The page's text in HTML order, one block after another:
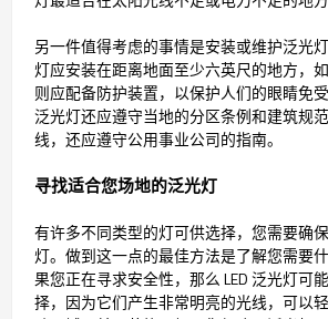
另一件值得考虑的事情是安装或维护泛光
灯应安装在距离地面至少六英尺的地方，
则应配备防护装置，以保护人们的眼睛免
泛光灯还应遵守当地的分区条例和建筑规
线，还应遵守公用事业公司的指南。
寻找适合您场地的泛光灯
有许多不同类型的灯可供选择，您需要确
灯。做到这一点的最佳方法是了解您需要
果您正在寻求安全性，那么 LED 泛光灯可
择，因为它们产生非常明亮的光线，可以